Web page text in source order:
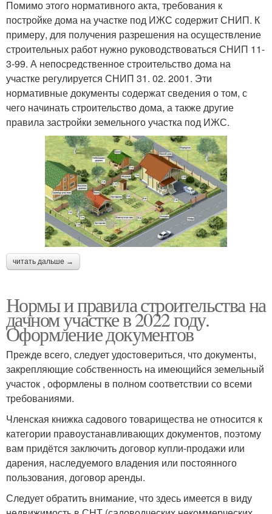
Помимо этого нормативного акта, требования к
постройке дома на участке под ИЖС содержит СНИП. К
примеру, для получения разрешения на осуществление
строительных работ нужно руководствоваться СНИП 11-
3-99. А непосредственное строительство дома на
участке регулируется СНИП 31. 02. 2001. Эти
нормативные документы содержат сведения о том, с
чего начинать строительство дома, а также другие
правила застройки земельного участка под ИЖС.
читать дальше →
Нормы и правила строительства на
дачном участке в 2022 году.
Оформление документов
Прежде всего, следует удостовериться, что документы,
закрепляющие собственность на имеющийся земельный
участок , оформлены в полном соответствии со всеми
требованиями.
Членская книжка садового товарищества не относится к
категории правоустанавливающих документов, поэтому
вам придётся заключить договор купли-продажи или
дарения, наследуемого владения или постоянного
пользования, договор аренды.
Следует обратить внимание, что здесь имеется в виду